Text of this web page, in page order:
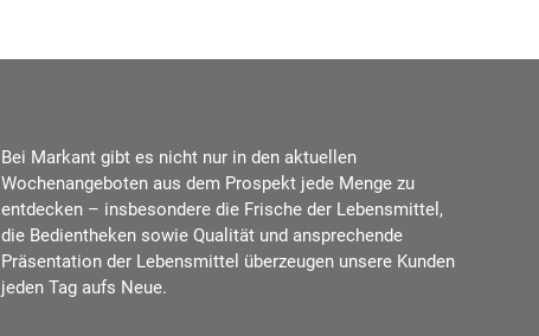
Bei Markant gibt es nicht nur in den aktuellen
Wochenangeboten aus dem Prospekt jede Menge zu
entdecken – insbesondere die Frische der Lebensmittel,
die Bedientheken sowie Qualität und ansprechende
Präsentation der Lebensmittel überzeugen unsere Kunden
jeden Tag aufs Neue.